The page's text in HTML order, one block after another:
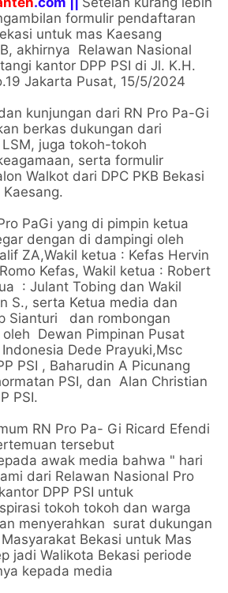
formulir pendaftaran
untuk mas Kaesang
akhirnya Relawan Nasional
kantor DPP PSI di Jl. K.H.
Jakarta Pusat, 15/5/2024
kunjungan dari RN Pro Pa-Gi
berkas dukungan dari
juga tokoh-tokoh
serta formulir
Walkot dari DPC PKB Bekasi
PaGi yang di pimpin ketua
dengan di dampingi oleh
ZA,Wakil ketua : Kefas Hervin
Kefas, Wakil ketua : Robert
: Julant Tobing dan Wakil
S., serta Ketua media dan
Sianturi dan rombongan
Dewan Pimpinan Pusat
Dede Prayuki,Msc
PSI , Baharudin A Picunang
PSI, dan Alan Christian
PSI.
RN Pro Pa- Gi Ricard Efendi
tersebut
awak media bahwa " hari
dari Relawan Nasional Pro
DPP PSI untuk
tokoh tokoh dan warga
menyerahkan surat dukungan
Bekasi untuk Mas
jadi Walikota Bekasi periode
kepada media